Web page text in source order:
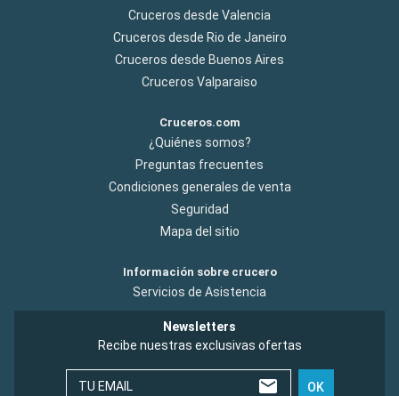
Cruceros desde Valencia
Cruceros desde Rio de Janeiro
Cruceros desde Buenos Aires
Cruceros Valparaiso
Cruceros.com
¿Quiénes somos?
Preguntas frecuentes
Condiciones generales de venta
Seguridad
Mapa del sitio
Información sobre crucero
Servicios de Asistencia
Newsletters
Recibe nuestras exclusivas ofertas
TU EMAIL OK